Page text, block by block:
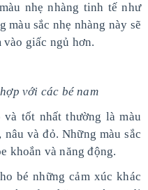
nhẹ nhàng tinh tế như
màu sắc nhẹ nhàng này sẽ
vào giấc ngủ hơn.
với các bé nam
tốt nhất thường là màu
và đỏ. Những màu sắc
khoắn và năng động.
bé những cảm xúc khác